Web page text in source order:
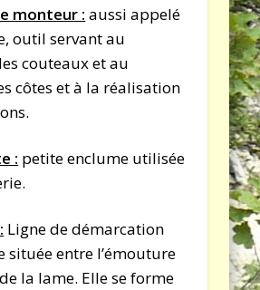
monteur : aussi appelé
outil servant au
couteaux et au
côtes et à la réalisation
: petite enclume utilisée
Ligne de démarcation
située entre l’émouture
la lame. Elle se forme